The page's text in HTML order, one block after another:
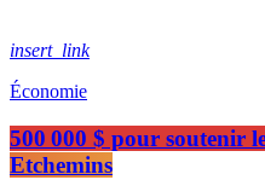
insert_link
Économie
500 000 $ pour soutenir
Etchemins